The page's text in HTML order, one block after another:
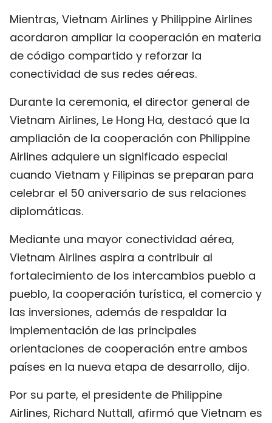
Mientras, Vietnam Airlines y Philippine Airlines
acordaron ampliar la cooperación en materia
de código compartido y reforzar la
conectividad de sus redes aéreas.
Durante la ceremonia, el director general de
Vietnam Airlines, Le Hong Ha, destacó que la
ampliación de la cooperación con Philippine
Airlines adquiere un significado especial
cuando Vietnam y Filipinas se preparan para
celebrar el 50 aniversario de sus relaciones
diplomáticas.
Mediante una mayor conectividad aérea,
Vietnam Airlines aspira a contribuir al
fortalecimiento de los intercambios pueblo a
pueblo, la cooperación turística, el comercio y
las inversiones, además de respaldar la
implementación de las principales
orientaciones de cooperación entre ambos
países en la nueva etapa de desarrollo, dijo.
Por su parte, el presidente de Philippine
Airlines, Richard Nuttall, afirmó que Vietnam es